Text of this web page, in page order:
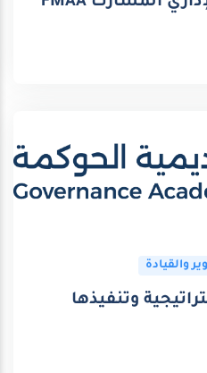
والقيادة
وتنفيذها